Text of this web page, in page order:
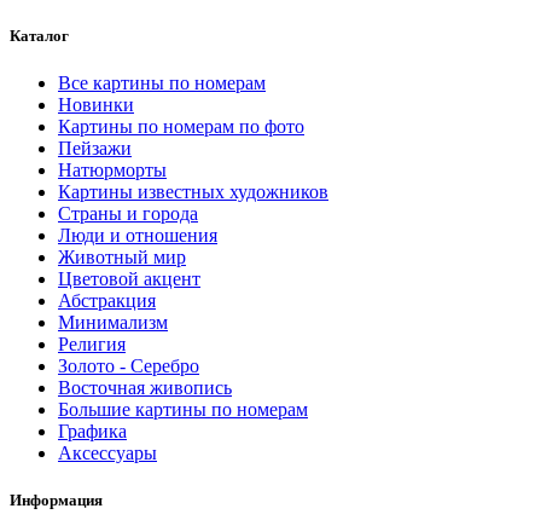
Каталог
Все картины по номерам
Новинки
Картины по номерам по фото
Пейзажи
Натюрморты
Картины известных художников
Страны и города
Люди и отношения
Животный мир
Цветовой акцент
Абстракция
Минимализм
Религия
Золото - Серебро
Восточная живопись
Большие картины по номерам
Графика
Аксессуары
Информация